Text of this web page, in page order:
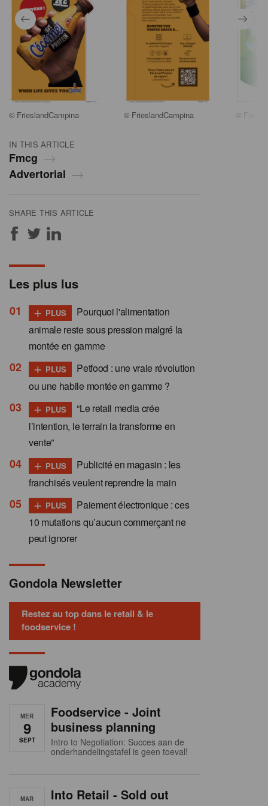
IN THIS ARTICLE
Fmcg
Advertorial
SHARE THIS ARTICLE
© FrieslandCampina © FrieslandCampina ©
Les plus lus
+ PLUS
Pourquoi l'alimentation
animale reste sous pression malgré la
montée en gamme
+ PLUS
Petfood : une vraie révolution
ou une habile montée en gamme ?
+ PLUS
“Le retail media crée
l’intention, le terrain la transforme en
vente”
+ PLUS
Publicité en magasin : les
franchisés veulent reprendre la main
+ PLUS
Paiement électronique : ces
10 mutations qu’aucun commerçant ne
peut ignorer
Gondola Newsletter
Restez au top dans le retail & le
foodservice !
MER
9
SEPT
Foodservice - Joint
business planning
Intro to Negotiation: Succes aan de
onderhandelingstafel is geen toeval!
MAR Into Retail - Sold out